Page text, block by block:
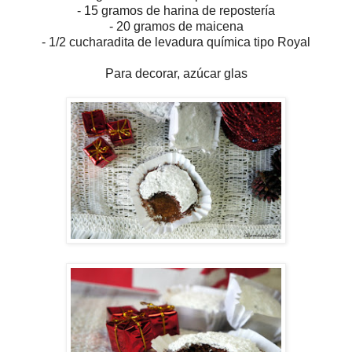
- 15 gramos de harina de repostería
- 20 gramos de maicena
- 1/2 cucharadita de levadura química tipo Royal
Para decorar, azúcar glas